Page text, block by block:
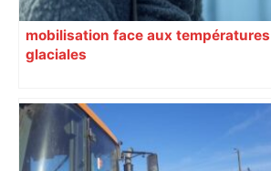
mobilisation face aux températures
glaciales